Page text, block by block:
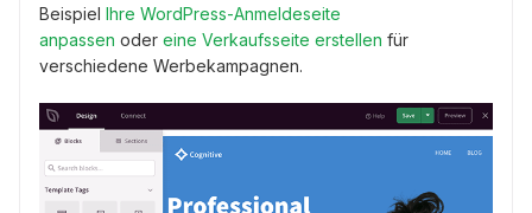
Beispiel Ihre WordPress-Anmeldeseite
anpassen oder eine Verkaufsseite erstellen für
verschiedene Werbekampagnen.